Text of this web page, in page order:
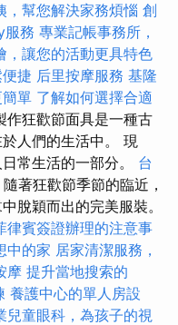
，幫您解決家務煩惱 創
服務 專業記帳事務所，
，讓您的活動更具特色
捷 后里按摩服務 基隆
單 了解如何選擇合適
作狂歡節面具是一種古
人們的生活中。 現
常生活的一部分。 台
隨著狂歡節季節的臨近，
脫穎而出的完美服裝。
律賓簽證辦理的注意事
中的家 居家清潔服務，
摩 提升當地搜索的
養護中心的單人房設
兒童眼科，為孩子的視